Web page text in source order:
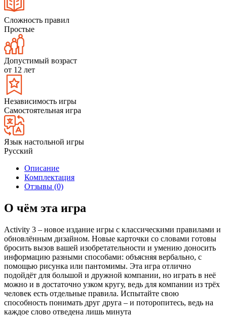
Сложность правил
Простые
Допустимый возраст
от 12 лет
Независимость игры
Самостоятельная игра
Язык настольной игры
Русский
Описание
Комплектация
Отзывы (0)
О чём эта игра
Activity 3 – новое издание игры с классическими правилами и
обновлённым дизайном. Новые карточки со словами готовы
бросить вызов вашей изобретательности и умению доносить
информацию разными способами: объясняя вербально, с
помощью рисунка или пантомимы. Эта игра отлично
подойдёт для большой и дружной компании, но играть в неё
можно и в достаточно узком кругу, ведь для компании из трёх
человек есть отдельные правила. Испытайте свою
способность понимать друг друга – и поторопитесь, ведь на
каждое слово отведена лишь минута